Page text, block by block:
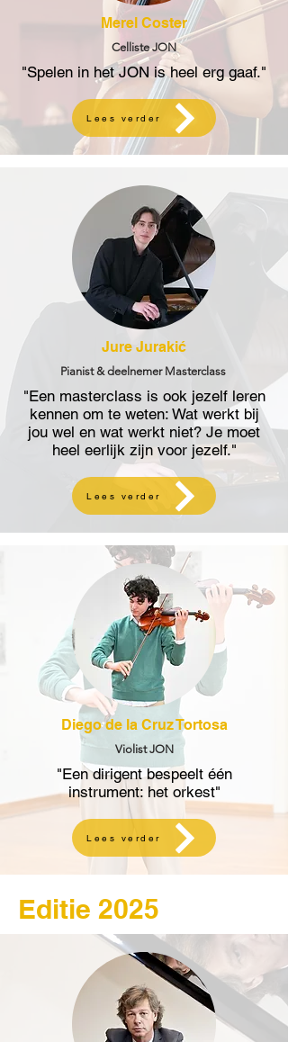
Merel Coster
Celliste JON
"Spelen in het JON is heel erg gaaf."
Lees verder
Jure Jurakić
Pianist & deelnemer Masterclass
"Een masterclass is ook jezelf leren
kennen om te weten: Wat werkt bij
jou wel en wat werkt niet? Je moet
heel eerlijk zijn voor jezelf."
Lees verder
Diego de la Cruz Tortosa
Violist JON
"Een dirigent bespeelt één
instrument: het orkest"
Lees verder
Editie 2025